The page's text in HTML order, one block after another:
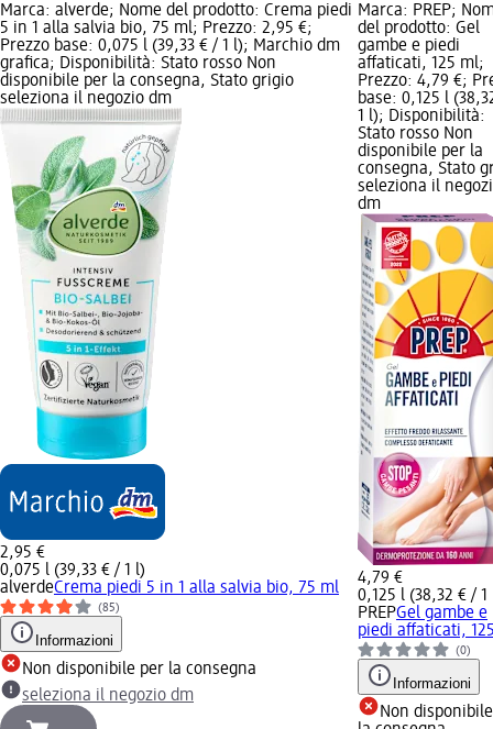
Marca: alverde; Nome del prodotto: Crema piedi
5 in 1 alla salvia bio, 75 ml; Prezzo: 2,95 €;
Prezzo base: 0,075 l (39,33 € / 1 l); Marchio dm
grafica; Disponibilità: Stato rosso Non
disponibile per la consegna, Stato grigio
seleziona il negozio dm
2,95 €
0,075 l (39,33 € / 1 l)
alverdeCrema piedi 5 in 1 alla salvia bio, 75 ml
(85)
Informazioni
Non disponibile per la consegna
seleziona il negozio dm
Marca: PREP;
del prodotto: Gel
gambe e piedi
affaticati, 125 ml;
Prezzo: 4,79 €;
base: 0,125 l
1 l); Disponibilità:
Stato rosso Non
disponibile per la
consegna, Stato
seleziona il
dm
4,79 €
0,125 l (38,32 € / 1
PREPGel gambe e
piedi affaticati,
(0)
Informazioni
Non